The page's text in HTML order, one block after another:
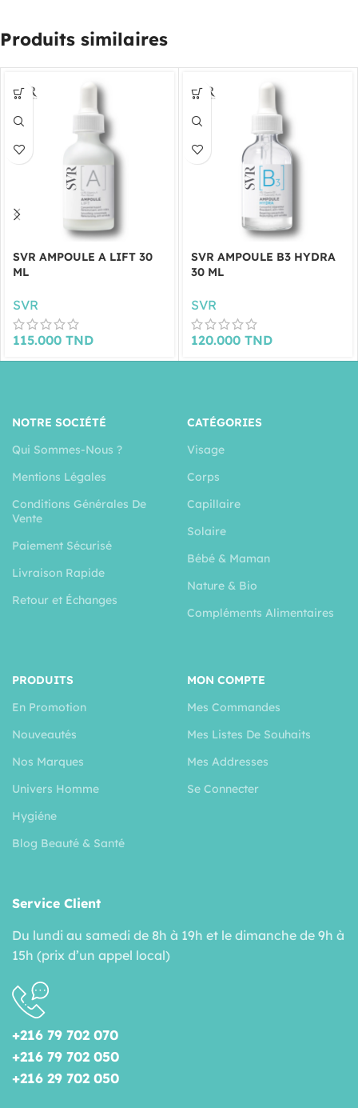
Produits similaires
SVR AMPOULE A LIFT 30
ML
SVR
115.000 TND
SVR AMPOULE B3 HYDRA
30 ML
SVR
120.000 TND
NOTRE SOCIÉTÉ
Qui Sommes-Nous ?
Mentions Légales
Conditions Générales De
Vente
Paiement Sécurisé
Livraison Rapide
Retour et Échanges
CATÉGORIES
Visage
Corps
Capillaire
Solaire
Bébé & Maman
Nature & Bio
Compléments Alimentaires
PRODUITS
En Promotion
Nouveautés
Nos Marques
Univers Homme
Hygiéne
Blog Beauté & Santé
MON COMPTE
Mes Commandes
Mes Listes De Souhaits
Mes Addresses
Se Connecter
Service Client
Du lundi au samedi de 8h à 19h et le dimanche de 9h à
15h (prix d’un appel local)
+216 79 702 070
+216 79 702 050
+216 29 702 050